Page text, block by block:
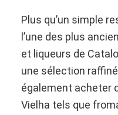
Plus qu’un simple
l’une des plus
et liqueurs de
une sélection
également acheter
Vielha tels que